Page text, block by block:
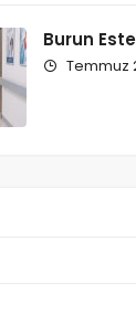
Burun
Temmuz